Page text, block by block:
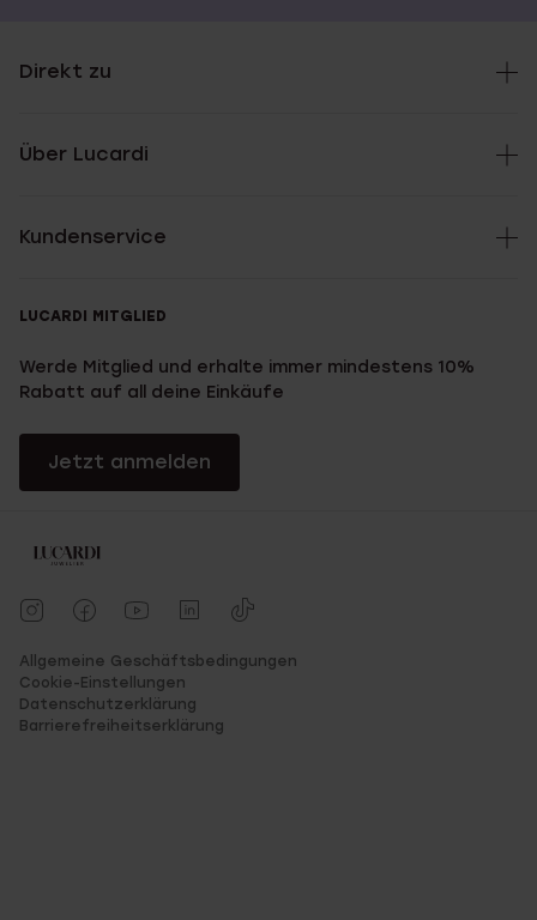
Direkt zu
Über Lucardi
Kundenservice
LUCARDI MITGLIED
Werde Mitglied und erhalte immer mindestens 10%
Rabatt auf all deine Einkäufe
Jetzt anmelden
Allgemeine Geschäftsbedingungen
Cookie-Einstellungen
Datenschutzerklärung
Barrierefreiheitserklärung